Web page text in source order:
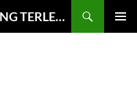
INFORMASI SEPUTAR BURUNG TERLENGKAP